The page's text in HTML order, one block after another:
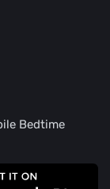
Bedtime